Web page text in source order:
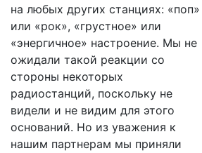
на любых других станциях: «поп»
или «рок», «грустное» или
«энергичное» настроение. Мы не
ожидали такой реакции со
стороны некоторых
радиостанций, поскольку не
видели и не видим для этого
оснований. Но из уважения к
нашим партнерам мы приняли